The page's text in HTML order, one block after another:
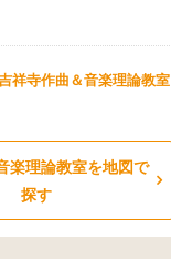
祥寺作曲＆音楽理論教室
楽理論教室を地図で
探す